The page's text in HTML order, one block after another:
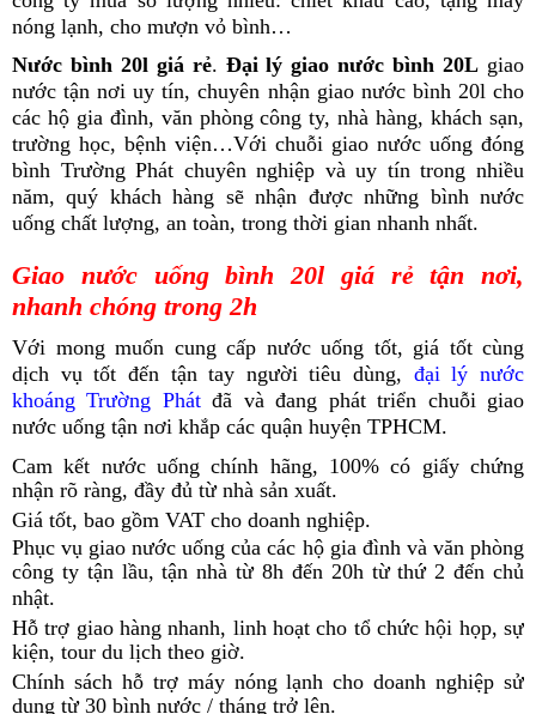
nóng lạnh, cho mượn vỏ bình…
Nước bình 20l giá rẻ. Đại lý giao nước bình 20L giao
nước tận nơi uy tín, chuyên nhận giao nước bình 20l cho
các hộ gia đình, văn phòng công ty, nhà hàng, khách sạn,
trường học, bệnh viện…Với chuỗi giao nước uống đóng
bình Trường Phát chuyên nghiệp và uy tín trong nhiều
năm, quý khách hàng sẽ nhận được những bình nước
uống chất lượng, an toàn, trong thời gian nhanh nhất.
Giao nước uống bình 20l giá rẻ tận nơi,
nhanh chóng trong 2h
Với mong muốn cung cấp nước uống tốt, giá tốt cùng
dịch vụ tốt đến tận tay người tiêu dùng, đại lý nước
khoáng Trường Phátđã và đang phát triển chuỗi giao
nước uống tận nơi khắp các quận huyện TPHCM.
Cam kết nước uống chính hãng, 100% có giấy chứng
nhận rõ ràng, đầy đủ từ nhà sản xuất.
Giá tốt, bao gồm VAT cho doanh nghiệp.
Phục vụ giao nước uống của các hộ gia đình và văn phòng
công ty tận lầu, tận nhà từ 8h đến 20h từ thứ 2 đến chủ
nhật.
Hỗ trợ giao hàng nhanh, linh hoạt cho tổ chức hội họp, sự
kiện, tour du lịch theo giờ.
Chính sách hỗ trợ máy nóng lạnh cho doanh nghiệp sử
dụng từ 30 bình nước / tháng trở lên.